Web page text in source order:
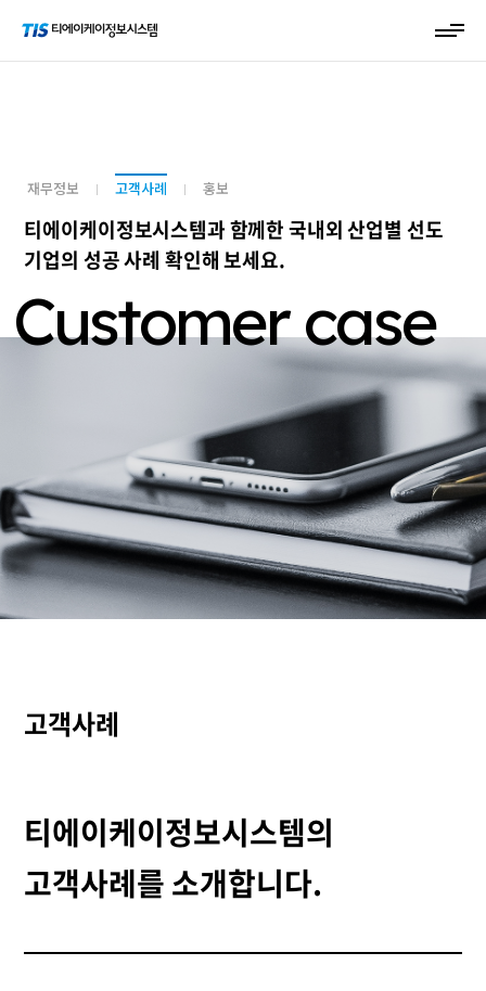
재무정보 고객사례 홍보
티에이케이정보시스템과 함께한 국내외 산업별 선도
기업의 성공 사례 확인해 보세요.
Customer case
고객사례
티에이케이정보시스템의
고객사례를 소개합니다.